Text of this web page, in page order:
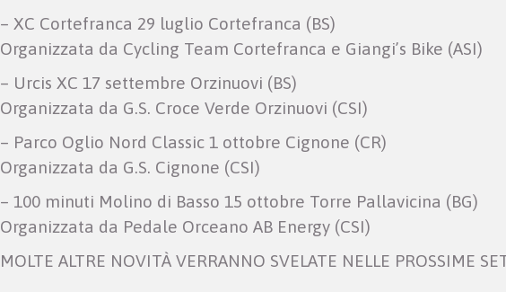
– XC Cortefranca 29 luglio Cortefranca (BS)
Organizzata da Cycling Team Cortefranca e Giangi’s Bike (ASI)
– Urcis XC 17 settembre Orzinuovi (BS)
Organizzata da G.S. Croce Verde Orzinuovi (CSI)
– Parco Oglio Nord Classic 1 ottobre Cignone (CR)
Organizzata da G.S. Cignone (CSI)
– 100 minuti Molino di Basso 15 ottobre Torre Pallavicina (BG)
Organizzata da Pedale Orceano AB Energy (CSI)
MOLTE ALTRE NOVITÀ VERRANNO SVELATE NELLE PROSSIME